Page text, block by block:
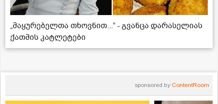
„მაყურებელთა თხოვნით...“ - გვანცა დარასელიას
ქათმის კატლეტები
sponsored by ContentRoom